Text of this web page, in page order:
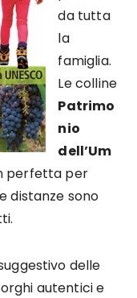
da tutta
la
famiglia.
Le colline
Patrimo
nio
dell’Um
perfetta per
distanze sono
delle
autentici e